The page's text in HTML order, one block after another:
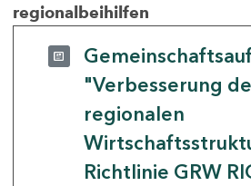
regionalbeihilfen
"Verbesserung
regionalen
Richtlinie GRW